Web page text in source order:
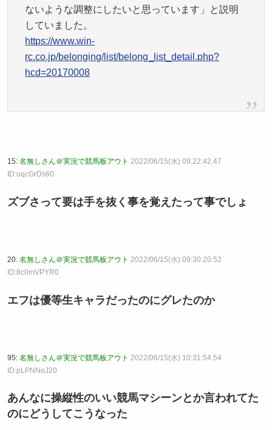
ないような調整にしたいと思っています」と説明
していました。
https://www.win-
rc.co.jp/belonging/list/belong_list_detail.php?
hcd=20170008
15: 名無しさん＠実況で競馬板アウト 2022/06/15(水) 09:22:42.47
ID:uqcGrDs60
ズブさって要は手を抜く事を覚えたって事でしょ
20: 名無しさん＠実況で競馬板アウト 2022/06/15(水) 09:30:20.52
ID:8c0mVPYR0
エフは優等生キャラだったのにグレたのか
95: 名無しさん＠実況で競馬板アウト 2022/06/15(水) 10:31:54.54
ID:pLPNNoJ20
あんなに操縦性のいい競馬マシーンとか言われてた
のにどうしてこうなった